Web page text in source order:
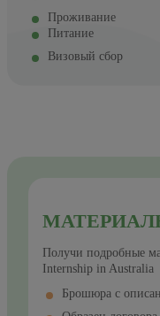
Проживание
Питание
Визовый сбор
Получи подробные
Internship in Australia
Брошюра с